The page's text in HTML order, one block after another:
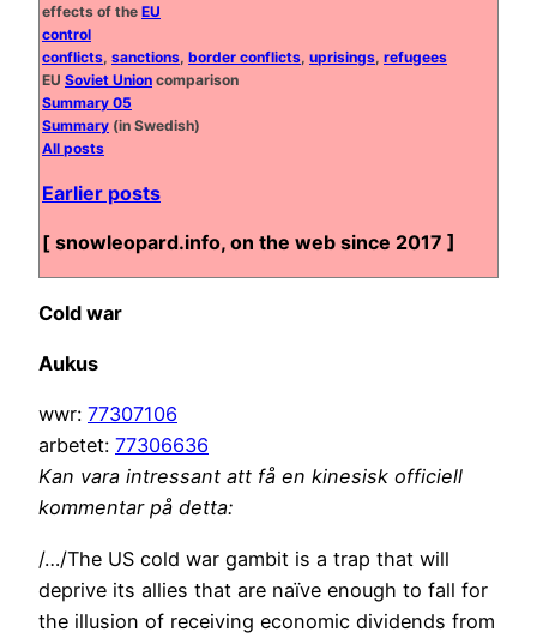
effects of the EU
control
conflicts, sanctions, border conflicts, uprisings, refugees
EU Soviet Union comparison
Summary 05
Summary (in Swedish)
All posts
Earlier posts
[ snowleopard.info, on the web since 2017 ]
Cold war
Aukus
wwr: 77307106
arbetet: 77306636
Kan vara intressant att få en kinesisk officiell
kommentar på detta:
/…/The US cold war gambit is a trap that will
deprive its allies that are naïve enough to fall for
the illusion of receiving economic dividends from